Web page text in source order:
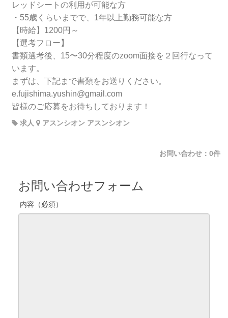
レッドシートの利用が可能な方
・55歳くらいまでで、1年以上勤務可能な方
【時給】1200円～
【選考フロー】
書類選考後、15〜30分程度のzoom面接を２回行なって
います。
まずは、下記まで書類をお送りください。
e.fujishima.yushin@gmail.com
皆様のご応募をお待ちしております！
求人 アスンシオン アスンシオン
お問い合わせ：0件
お問い合わせフォーム
内容（必須）